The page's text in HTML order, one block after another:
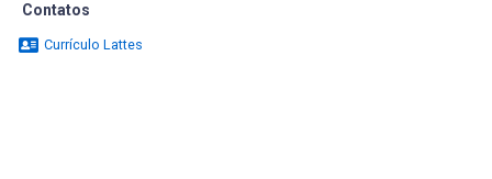
Contatos
Currículo Lattes